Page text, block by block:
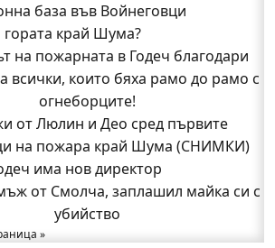
от Люлин и Део сред първите
на пожара край Шума (СНИМКИ)
на пожарната в Годеч благодари
всички, които бяха рамо до рамо с
огнеборците!
гори, треви и храсти изгоряха край
доброволци се хвърлиха в
с огъня (СНИМКИ/ВИДЕО)
в селата
прекъсвания на тока утре в части
от община Годеч
база във Войнеговци
край Шума?
на пожарната в Годеч благодари
всички, които бяха рамо до рамо с
огнеборците!
от Люлин и Део сред първите
на пожара край Шума (СНИМКИ)
има нов директор
от Смолча, заплашил майка си с
убийство
»